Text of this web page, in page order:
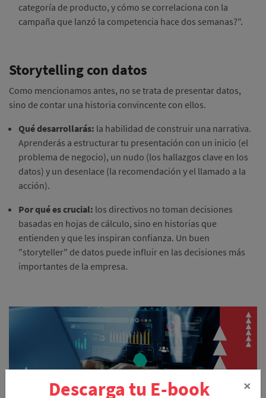
categoría de producto, y cómo se correlaciona con la
campaña que lanzó la competencia hace dos semanas?".
Storytelling con datos
Como mencionamos antes, no se trata de presentar datos,
sino de contar una historia convincente con ellos.
Qué desarrollarás: la habilidad de construir una narrativa.
Aprenderás a estructurar tu presentación con un inicio (el
problema de negocio), un nudo (los hallazgos clave en los
datos) y un desenlace (la recomendación y el llamado a la
acción).
Por qué es crucial: los directivos no toman decisiones
basadas en hojas de cálculo, sino en historias que
entienden y que les inspiran confianza. Un buen
"storyteller" de datos puede influir en las decisiones más
importantes de la empresa.
×
Descarga tu E-book